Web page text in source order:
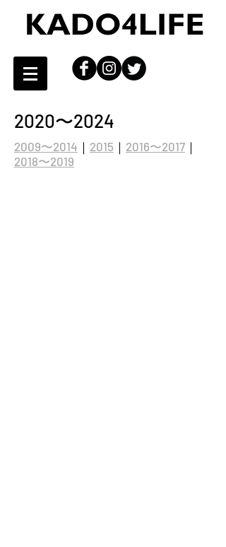
2020〜2024
2009〜2014 ｜ 2015 ｜ 2016〜2017 ｜
2018〜2019